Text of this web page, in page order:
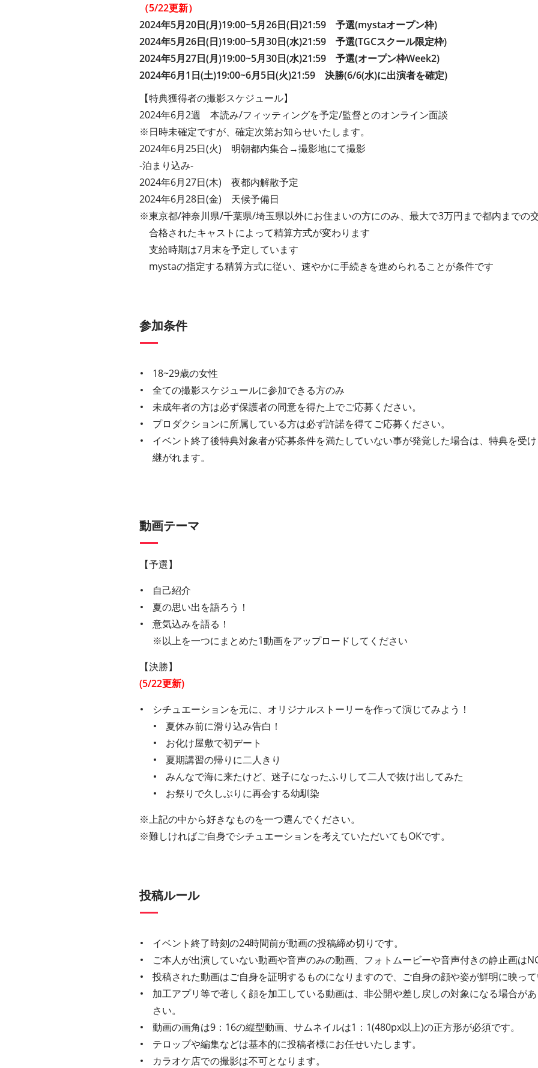
（5/22更新）
2024年5月20日(月)19:00~5月26日(日)21:59 予選(mystaオープン枠)
2024年5月26日(日)19:00~5月30日(水)21:59 予選(TGCスクール限定枠)
2024年5月27日(月)19:00~5月30日(水)21:59 予選(オープン枠Week2)
2024年6月1日(土)19:00~6月5日(火)21:59 決勝(6/6(水)に出演者を確定)
【特典獲得者の撮影スケジュール】
2024年6月2週 本読み/フィッティングを予定/監督とのオンライン面談
※日時未確定ですが、確定次第お知らせいたします。
2024年6月25日(火) 明朝都内集合→撮影地にて撮影
-泊まり込み-
2024年6月27日(木) 夜都内解散予定
2024年6月28日(金) 天候予備日
※東京都/神奈川県/千葉県/埼玉県以外にお住まいの方にのみ、最大で3万円まで都内までの
合格されたキャストによって精算方式が変わります
支給時期は7月末を予定しています
mystaの指定する精算方式に従い、速やかに手続きを進められることが条件です
参加条件
18~29歳の女性
全ての撮影スケジュールに参加できる方のみ
未成年者の方は必ず保護者の同意を得た上でご応募ください。
プロダクションに所属している方は必ず許諾を得てご応募ください。
イベント終了後特典対象者が応募条件を満たしていない事が発覚した場合は、特典を受
継がれます。
動画テーマ
【予選】
自己紹介
夏の思い出を語ろう！
意気込みを語る！
※以上を一つにまとめた1動画をアップロードしてください
【決勝】
(5/22更新)
シチュエーションを元に、オリジナルストーリーを作って演じてみよう！
夏休み前に滑り込み告白！
お化け屋敷で初デート
夏期講習の帰りに二人きり
みんなで海に来たけど、迷子になったふりして二人で抜け出してみた
お祭りで久しぶりに再会する幼馴染
※上記の中から好きなものを一つ選んでください。
※難しければご自身でシチュエーションを考えていただいてもOKです。
投稿ルール
イベント終了時刻の24時間前が動画の投稿締め切りです。
ご本人が出演していない動画や音声のみの動画、フォトムービーや音声付きの静止画は
投稿された動画はご自身を証明するものになりますので、ご自身の顔や姿が鮮明に映って
加工アプリ等で著しく顔を加工している動画は、非公開や差し戻しの対象になる場合が
さい。
動画の画角は9：16の縦型動画、サムネイルは1：1(480px以上)の正方形が必須です。
テロップや編集などは基本的に投稿者様にお任せいたします。
カラオケ店での撮影は不可となります。